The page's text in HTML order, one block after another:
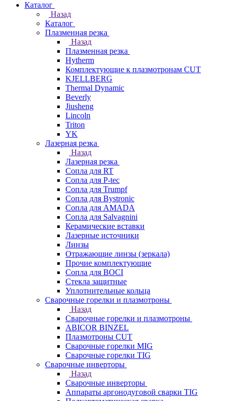
Каталог
Назад
Каталог
Плазменная резка
Назад
Плазменная резка
Hytherm
Комплектующие к плазмотронам CUT
KJELLBERG
Thermal Dynamic
Beverly
Jiusheng
Lincoln
Triton
YK
Лазерная резка
Назад
Лазерная резка
Сопла для RT
Сопла для P-tec
Сопла для Trumpf
Сопла для Bystronic
Сопла для AMADA
Сопла для Salvagnini
Керамические вставки
Лазерные источники
Линзы
Отражающие линзы (зеркала)
Прочие комплектующие
Сопла для BOCI
Стекла защитные
Уплотнительные кольца
Сварочные горелки и плазмотроны
Назад
Сварочные горелки и плазмотроны
ABICOR BINZEL
Плазмотроны CUT
Сварочные горелки MIG
Сварочные горелки TIG
Сварочные инверторы
Назад
Сварочные инверторы
Аппараты аргонодуговой сварки TIG